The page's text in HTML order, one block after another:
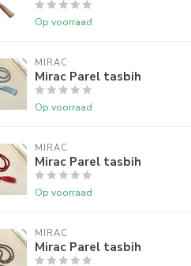
Op voorraad
MIRAC
Mirac Parel tasbih
Op voorraad
MIRAC
Mirac Parel tasbih
Op voorraad
MIRAC
Mirac Parel tasbih